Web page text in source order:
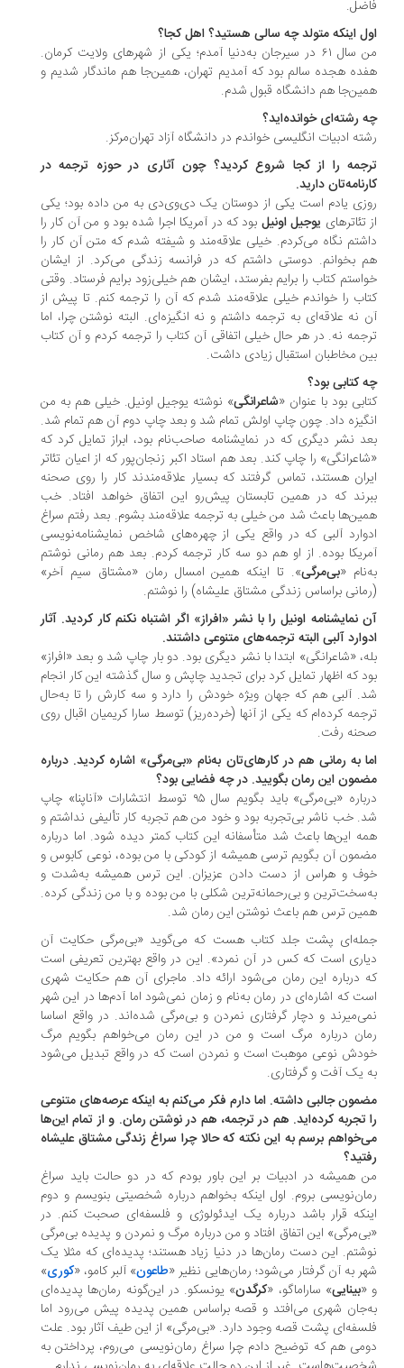
اینکه متولد چه سالی هستید؟ اهل کجا؟
من سال ۶۱ در سیرجان به‌دنیا آمدم؛ یکی از شهرهای ولایت کرمان.
هجده سالم بود که آمدیم تهران، همین‌جا هم ماندگار شدیم و
هم دانشگاه قبول شدم.
رشته‌ای خوانده‌اید؟
ادبیات انگلیسی خواندم در دانشگاه آزاد تهران‌مرکز.
را از کجا شروع کردید؟ چون آثاری در حوزه ترجمه در
دارید.
یادم است یکی از دوستان یک دی‌وی‌دی به من داده بود؛ یکی
تئاترهاییوجیل اونیلبود که در آمریکا اجرا شده بود و من آن کار را
نگاه می‌کردم. خیلی علاقه‌مند و شیفته شدم که متن آن کار را
بخوانم. دوستی داشتم که در فرانسه زندگی می‌کرد. از ایشان
کتاب را برایم بفرستد، ایشان هم خیلی‌زود برایم فرستاد. وقتی
را خواندم خیلی علاقه‌مند شدم که آن را ترجمه کنم. تا پیش از
نه علاقه‌ای به ترجمه داشتم و نه انگیزه‌ای. البته نوشتن چرا، اما
نه. در هر حال خیلی اتفاقی آن کتاب را ترجمه کردم و آن کتاب
مخاطبان استقبال زیادی داشت.
کتابی بود؟
بود با عنوان «شاعرانگی» نوشته یوجیل اونیل. خیلی هم به من
داد. چون چاپ اولش تمام شد و بعد چاپ دوم آن هم تمام شد.
نشر دیگری که در نمایشنامه صاحب‌نام بود، ابراز تمایل کرد که
را چاپ کند. بعد هم استاد اکبر زنجان‌پور که از اعیان تئاتر
هستند، تماس گرفتند که بسیار علاقه‌مندند کار را روی صحنه
که در همین تابستان پیش‌رو این اتفاق خواهد افتاد. خب
باعث شد من خیلی به ترجمه علاقه‌مند بشوم. بعد رفتم سراغ
آلبی که در واقع یکی از چهره‌های شاخص نمایشنامه‌نویسی
بوده. از او هم دو سه کار ترجمه کردم. بعد هم رمانی نوشتم
«بی‌مرگی». تا اینکه همین امسال رمان «مشتاق سیم آخر»
براساس زندگی مشتاق علیشاه) را نوشتم.
نمایشنامه‌ اونیل را با نشر «افراز» اگر اشتباه نکنم کار کردید. آثار
آلبی البته ترجمه‌های متنوعی داشتند.
«شاعرانگی» ابتدا با نشر دیگری بود. دو بار چاپ شد و بعد «افراز»
که اظهار تمایل کرد برای تجدید چاپش و سال گذشته این کار انجام
آلبی هم که جهان ویژه خودش را دارد و سه کارش را تا به‌حال
کرده‌ام که یکی از آنها (خرده‌ریز) توسط سارا کریمیان اقبال روی
رفت.
به رمانی هم در کارهای‌تان به‌نام «بی‌مرگی» اشاره کردید. درباره
این رمان بگویید. در چه فضایی بود؟
درباره «بی‌مرگی» باید بگویم سال ۹۵ توسط انتشارات «آناپنا» چاپ
خب ناشر بی‌تجربه بود و خود من هم تجربه کار تألیفی نداشتم و
این‌ها باعث شد متأسفانه این کتاب کمتر دیده شود. اما درباره
آن بگویم ترسی همیشه از کودکی با من بوده، نوعی کابوس و
و هراس از دست دادن عزیزان. این ترس همیشه به‌شدت و
و بی‌رحمانه‌ترین شکلی با من بوده و با من زندگی کرده.
ترس هم باعث نوشتن این رمان شد.
پشت جلد کتاب هست که می‌گوید «بی‌مرگی حکایت آن
است که کس در آن نمرد». این در واقع بهترین تعریفی است
درباره این رمان می‌شود ارائه داد. ماجرای آن هم حکایت شهری
که اشاره‌ای در رمان به‌نام و زمان نمی‌شود اما آدم‌ها در این شهر
و دچار گرفتاری نمردن و بی‌مرگی شده‌اند. در واقع اساسا
درباره مرگ است و من در این رمان می‌خواهم بگویم مرگ
نوعی موهبت است و نمردن است که در واقع تبدیل می‌شود
یک آفت و گرفتاری.
جالبی داشته. اما دارم فکر می‌کنم به اینکه عرصه‌های متنوعی
تجربه کرده‌اید. هم در ترجمه، هم در نوشتن رمان. و از تمام این‌ها
برسم به این نکته که حالا چرا سراغ زندگی مشتاق علیشاه
همیشه در ادبیات بر این باور بودم که در دو حالت باید سراغ
بروم. اول اینکه بخواهم درباره شخصیتی بنویسم و دوم
قرار باشد درباره یک ایدئولوژی و فلسفه‌ای صحبت کنم. در
این اتفاق افتاد و من درباره مرگ و نمردن و پدیده بی‌مرگی
این دست رمان‌ها در دنیا زیاد هستند؛ پدیده‌ای که مثلا یک
به آن گرفتار می‌شود؛ رمان‌هایی نظیر « طاعون» آلبر کامو، «کوری »
بینایی» ساراماگو، «کرگدن» یونسکو. در این‌گونه رمان‌ها پدیده‌ای
شهری می‌افتد و قصه براساس همین پدیده پیش می‌رود اما
پشت قصه وجود دارد. «بی‌مرگی» از این طیف آثار بود. علت
هم که توضیح دادم چرا سراغ رمان‌نویسی می‌روم، پرداختن به